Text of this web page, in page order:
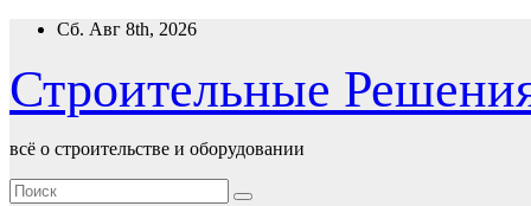
Перейти
содержимому
Сб. Авг 8th, 2026
Строительные
всё о строительстве и оборудовании